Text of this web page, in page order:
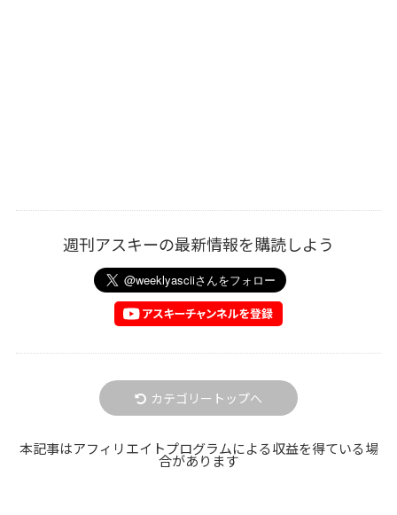
週刊アスキーの最新情報を購読しよう
カテゴリートップへ
本記事はアフィリエイトプログラムによる収益を得ている場
合があります